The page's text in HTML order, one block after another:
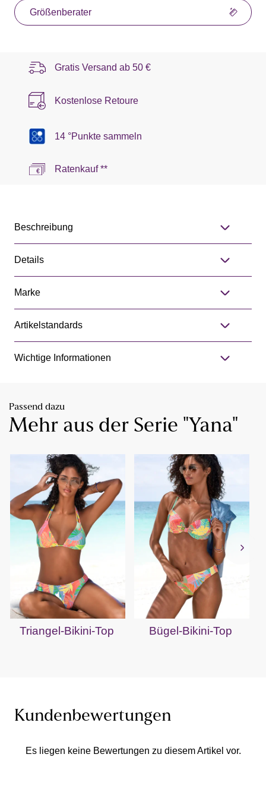
Größenberater
Gratis Versand ab 50 €
Kostenlose Retoure
14 °Punkte sammeln
Ratenkauf **
Beschreibung
Details
Marke
Artikelstandards
Wichtige Informationen
Passend dazu
Mehr aus der Serie "Yana"
Triangel-Bikini-Top Bügel-Bikini-Top
Kundenbewertungen
Es liegen keine Bewertungen zu diesem Artikel vor.